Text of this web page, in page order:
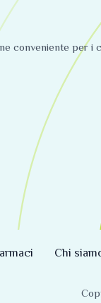
conveniente per i
Chi